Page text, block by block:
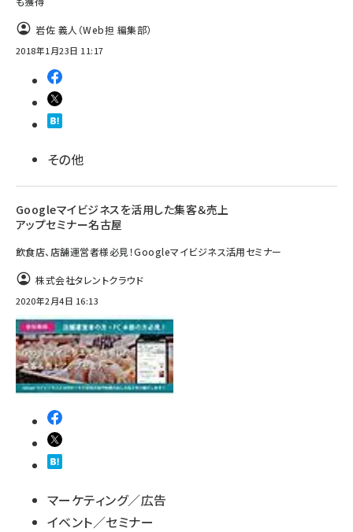
岩佐 義人（Web担 編集部）
2018年1月23日 11:17
その他
Googleマイビジネスを活用した集客＆売上
アップセミナー名古屋
飲食店、店舗運営者様必見！Googleマイビジネス活用セミナー
株式会社タレントクラウド
2020年2月4日 16:13
マーケティング／広告
イベント／セミナー